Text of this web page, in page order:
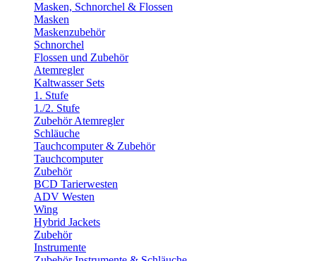
Masken, Schnorchel & Flossen
Masken
Maskenzubehör
Schnorchel
Flossen und Zubehör
Atemregler
Kaltwasser Sets
1. Stufe
1./2. Stufe
Zubehör Atemregler
Schläuche
Tauchcomputer & Zubehör
Tauchcomputer
Zubehör
BCD Tarierwesten
ADV Westen
Wing
Hybrid Jackets
Zubehör
Instrumente